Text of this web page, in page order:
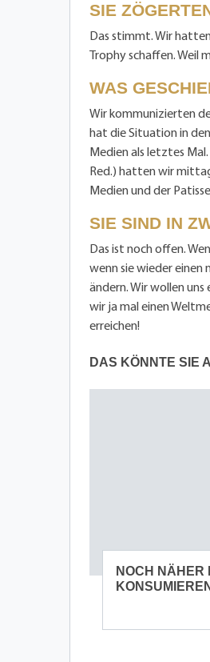
SIE
Das stimmt. Wir
Trophy schaffen. Weil
WAS
Wir kommunizierten
hat die Situation in
Medien als letztes
Red.) hatten wir
Medien und der
SIE SIND IN
Das ist noch offen.
wenn sie wieder einen
ändern. Wir wollen
wir ja mal einen
erreichen!
DAS KÖNNTE SIE
NOCH NÄHER